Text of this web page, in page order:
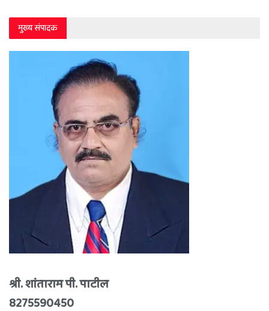
मुख्य संपादक
श्री. शांताराम पी. पाटील
8275590450